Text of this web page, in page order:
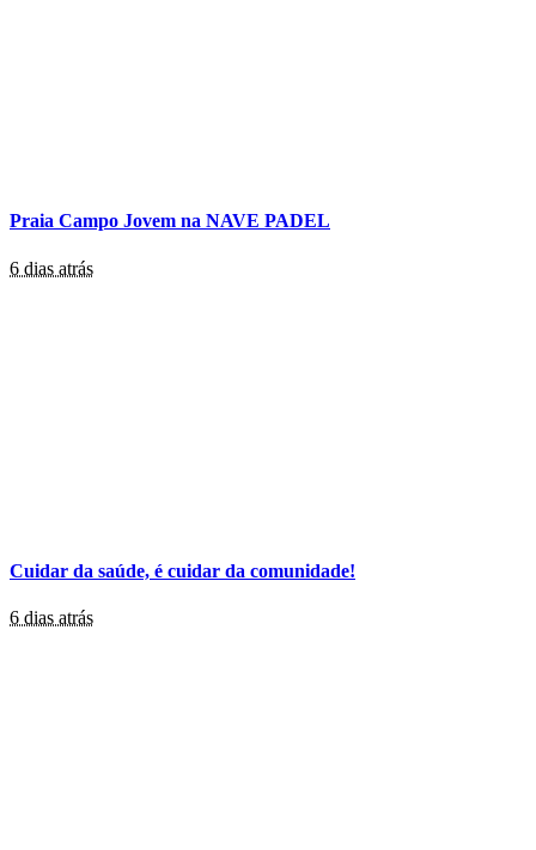
Praia Campo Jovem na NAVE PADEL
6 dias atrás
Cuidar da saúde, é cuidar da comunidade!
6 dias atrás